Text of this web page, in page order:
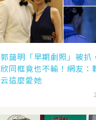
郭藹明「早期劇照」被扒
欣同框竟也不輸！網友：
云這麼愛她